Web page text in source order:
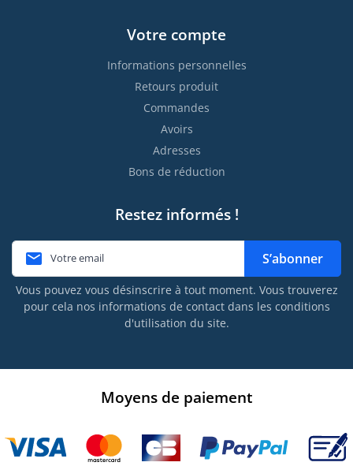
Votre compte
Informations personnelles
Retours produit
Commandes
Avoirs
Adresses
Bons de réduction
Restez informés !
 S’abonner
Vous pouvez vous désinscrire à tout moment. Vous trouverez
pour cela nos informations de contact dans les conditions
d'utilisation du site.
Moyens de paiement